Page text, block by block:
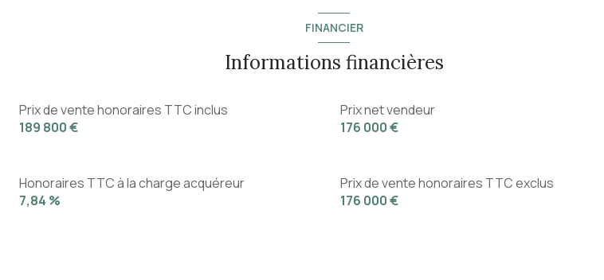
FINANCIER
informations financières
Prix de vente honoraires TTC inclus
189 800 €
Prix net vendeur
176 000 €
Prix de vente honoraires TTC exclus
176 000 €
Honoraires TTC à la charge acquéreur
7,84 %